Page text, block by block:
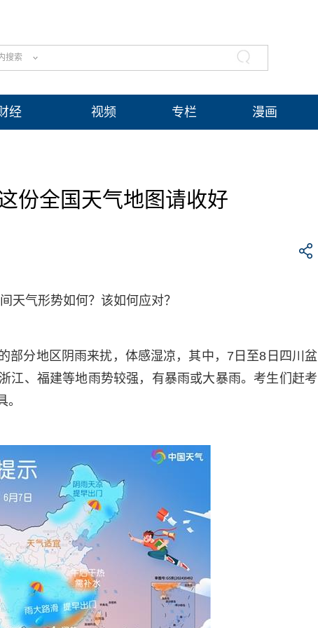
搜索
经 视频 专栏 漫画
份全国天气地图请收好
天气形势如何？该如何应对？
部分地区阴雨来扰，体感湿凉，其中，7日至8日四川盆
江、福建等地雨势较强，有暴雨或大暴雨。考生们赶考